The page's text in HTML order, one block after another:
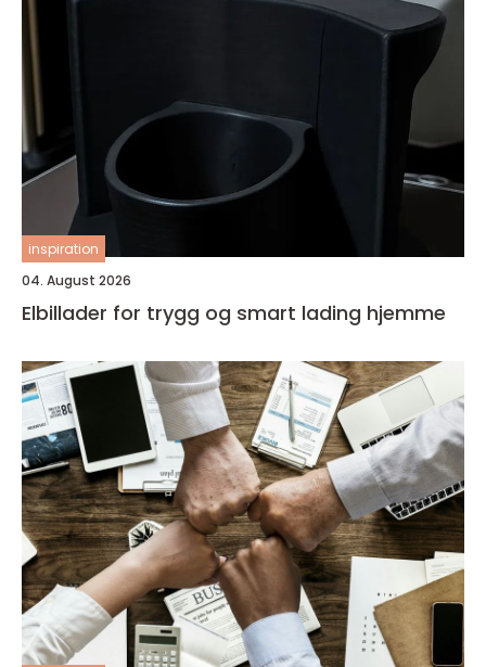
inspiration
04. August 2026
Elbillader for trygg og smart lading hjemme